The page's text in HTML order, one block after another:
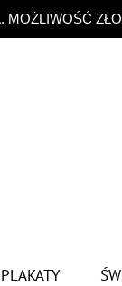
MOŻLIWOŚĆ